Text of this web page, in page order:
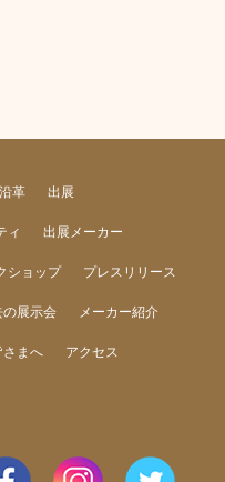
革 出展
ィ 出展メーカー
ショップ プレスリリース
の展示会 メーカー紹介
さまへ アクセス